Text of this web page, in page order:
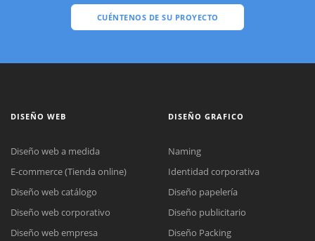
CUÉNTENOS DE SU PROYECTO
DISEÑO WEB
Diseño web a medida
E-commerce (Tienda online)
Diseño web catálogo
Diseño web corporativo
Diseño web empresa
DISEÑO GRAFICO
Naming
Identidad corporativa
Diseño papelería
Diseño publicitario
Diseño Packing